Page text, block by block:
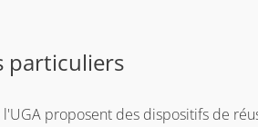
particuliers
proposent des dispositifs de